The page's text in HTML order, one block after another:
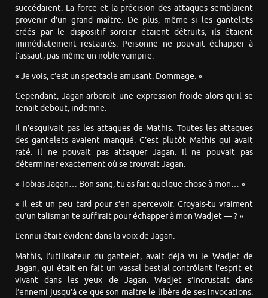
succédaient. La force et la précision des attaques semblaient
provenir d’un grand maître. De plus, même si les gantelets
créés par le dispositif sorcier étaient détruits, ils étaient
immédiatement restaurés. Personne ne pouvait échapper à
l’assaut, pas même un noble vampire.
« Je vois, c’est un spectacle amusant. Dommage. »
Cependant, Jagan arborait une expression froide alors qu’il se
tenait debout, indemne.
Il n’esquivait pas les attaques de Mathis. Toutes les attaques
des gantelets avaient manqué. C’est plutôt Mathis qui avait
raté. Il ne pouvait pas attaquer Jagan. Il ne pouvait pas
déterminer exactement où se trouvait Jagan.
« Tobias Jagan… Bon sang, tu as fait quelque chose à mon… »
« Il est un peu tard pour s’en apercevoir. Croyais-tu vraiment
qu’un talisman te suffirait pour échapper à mon Wadjet — ? »
L’ennui était évident dans la voix de Jagan.
Mathis, l’utilisateur du gantelet, avait déjà vu le Wadjet de
Jagan, qui était en fait un vassal bestial contrôlant l’esprit et
vivant dans les yeux de Jagan. Wadjet s’incrustait dans
l’ennemi jusqu’à ce que son maître le libère de ses invocations.